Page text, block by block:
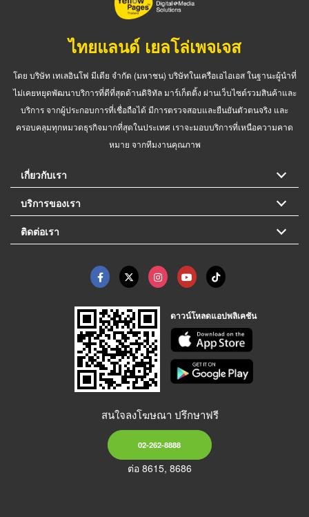
ไทยแลนด์ เยลโล่เพจเจส
โดย บริษัท เทเลอินโฟ มีเดีย จำกัด (มหาชน) บริษัทในเครือเอไอเอส ในฐานะผู้นำที่
ไม่เคยหยุดพัฒนาบริการที่ดีที่สุดด้านดิจิทัล มาร์เก็ตติ้ง ผ่านเว็บไซต์รวมสินค้าและ
บริการ จากผู้ประกอบการที่เชื่อถือได้ มีการตรวจสอบและยืนยันตัวตนจริง และ
ครอบคลุมทุกหมวดธุรกิจมากที่สุดในประเทศ เราจะมอบบริการที่เหนือความคาด
หมาย จากทีมงานคุณภาพ
เกี่ยวกับเรา
บริการของเรา
ติดต่อเรา
ดาวน์โหลดแอปพลิเคชัน
สนใจลงโฆษณา ปรึกษาฟรี
02-262-8888
ต่อ 8615, 8686